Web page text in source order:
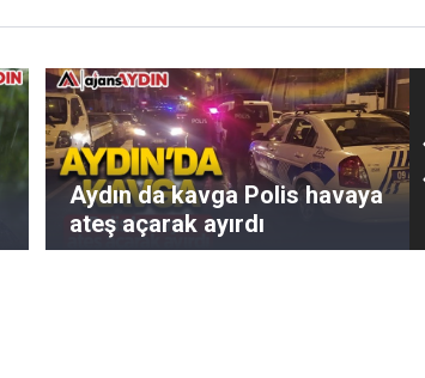
Aydın da kavga Polis havaya
ateş açarak ayırdı